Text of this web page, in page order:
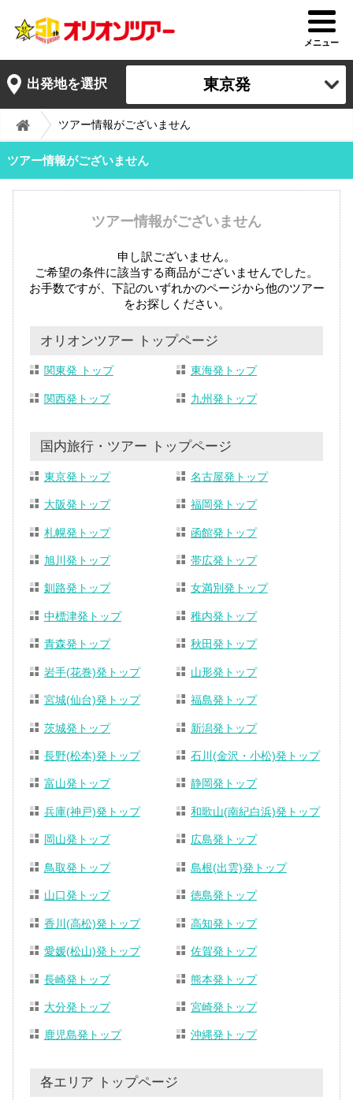
メニュー
出発地を選択 東京発
ツアー情報がございません
ツアー情報がございません
ツアー情報がございません
申し訳ございません。
ご希望の条件に該当する商品がございませんでした。
お手数ですが、下記のいずれかのページから他のツアー
をお探しください。
オリオンツアー トップページ
関東発 トップ 東海発トップ
関西発トップ 九州発トップ
国内旅行・ツアー トップページ
東京発トップ 名古屋発トップ
大阪発トップ 福岡発トップ
札幌発トップ 函館発トップ
旭川発トップ 帯広発トップ
釧路発トップ 女満別発トップ
中標津発トップ 稚内発トップ
青森発トップ 秋田発トップ
岩手(花巻)発トップ 山形発トップ
宮城(仙台)発トップ 福島発トップ
茨城発トップ 新潟発トップ
長野(松本)発トップ 石川(金沢・小松)発トップ
富山発トップ 静岡発トップ
兵庫(神戸)発トップ 和歌山(南紀白浜)発トップ
岡山発トップ 広島発トップ
鳥取発トップ 島根(出雲)発トップ
山口発トップ 徳島発トップ
香川(高松)発トップ 高知発トップ
愛媛(松山)発トップ 佐賀発トップ
長崎発トップ 熊本発トップ
大分発トップ 宮崎発トップ
鹿児島発トップ 沖縄発トップ
各エリア トップページ